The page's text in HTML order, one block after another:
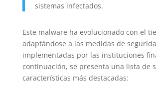
sistemas infectados.
Este malware ha evolucionado con el
adaptándose a las medidas de
implementadas por las instituciones
continuación, se presenta una lista de
características más destacadas: